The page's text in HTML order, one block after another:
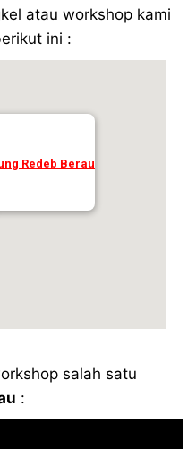
atau workshop kami
ini :
Redeb Berau
salah satu
: